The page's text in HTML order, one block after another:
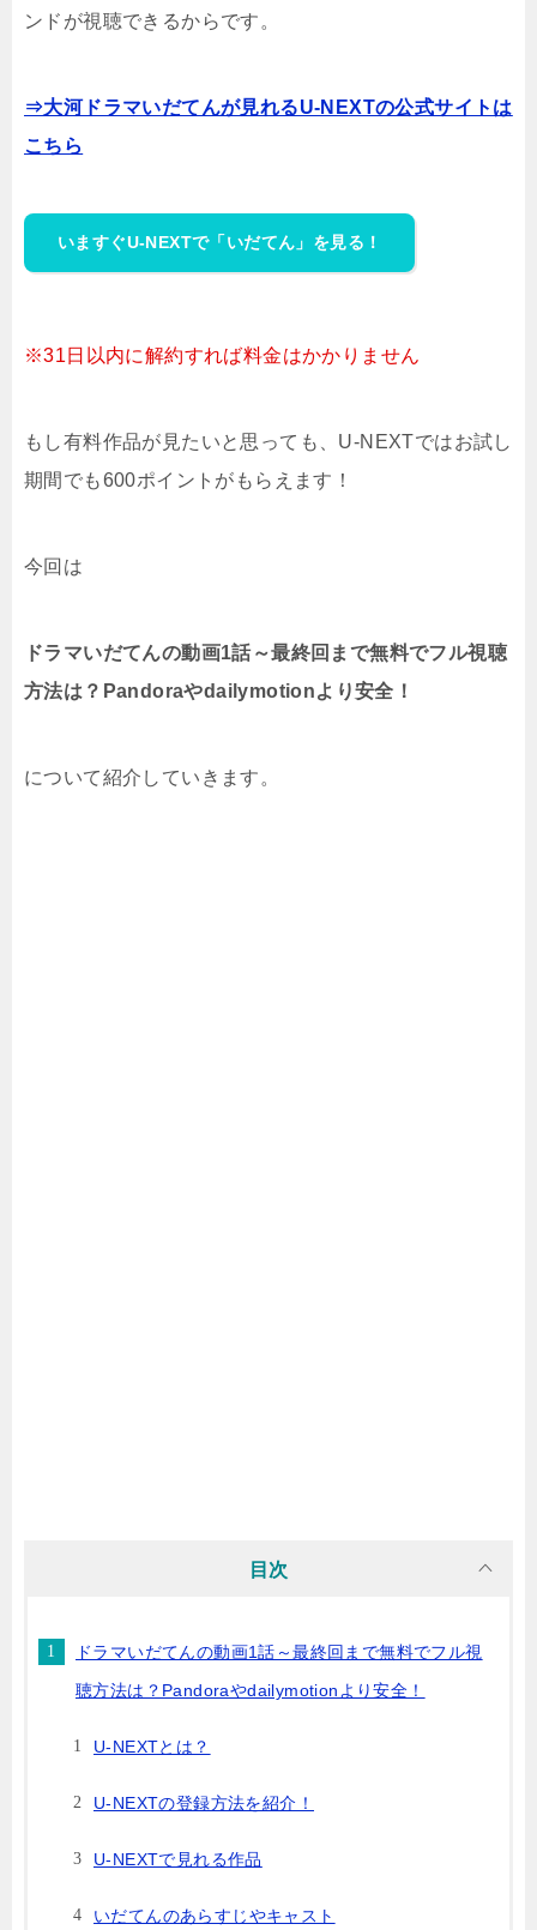
ンドが視聴できるからです。
⇒大河ドラマいだてんが見れるU-NEXTの公式サイトは
こちら
いますぐU-NEXTで「いだてん」を見る！
※31日以内に解約すれば料金はかかりません
もし有料作品が見たいと思っても、U-NEXTではお試し
期間でも600ポイントがもらえます！
今回は
ドラマいだてんの動画1話～最終回まで無料でフル視聴
方法は？Pandoraやdailymotionより安全！
について紹介していきます。
目次
ドラマいだてんの動画1話～最終回まで無料でフル視
聴方法は？Pandoraやdailymotionより安全！
U-NEXTとは？
U-NEXTの登録方法を紹介！
U-NEXTで見れる作品
いだてんのあらすじやキャスト